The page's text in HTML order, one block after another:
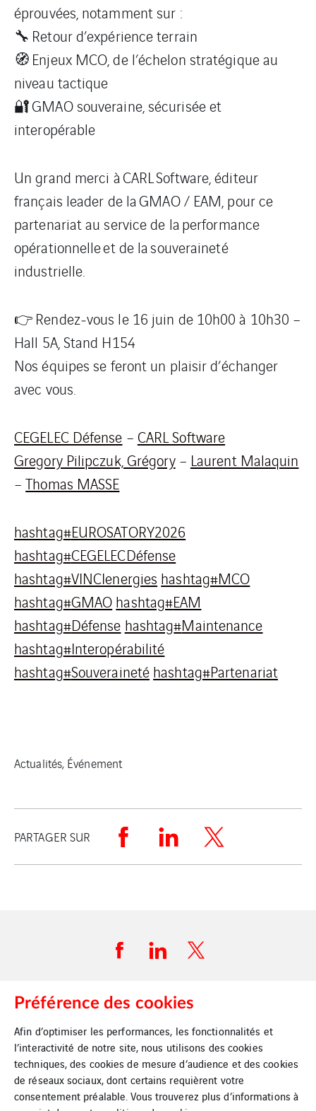
éprouvées, notamment sur :
🔧 Retour d’expérience terrain
🧭 Enjeux MCO, de l’échelon stratégique au
niveau tactique
🔐 GMAO souveraine, sécurisée et
interopérable
Un grand merci à CARL Software, éditeur
français leader de la GMAO / EAM, pour ce
partenariat au service de la performance
opérationnelle et de la souveraineté
industrielle.
👉 Rendez‑vous le 16 juin de 10h00 à 10h30 –
Hall 5A, Stand H154
Nos équipes se feront un plaisir d’échanger
avec vous.
CEGELEC Défense – CARL Software
Gregory Pilipczuk, Grégory– Laurent Malaquin
–Thomas MASSE
hashtag#EUROSATORY2026
hashtag#CEGELECDéfense
hashtag#VINCIenergies hashtag#MCO
hashtag#GMAO hashtag#EAM
hashtag#Défense hashtag#Maintenance
hashtag#Interopérabilité
hashtag#Souveraineté hashtag#Partenariat
Actualités, Événement
PARTAGER SUR
Mentions légales
Politique d’utilisation des cookies
Préférence des cookies
Afin d’optimiser les performances, les fonctionnalités et
l’interactivité de notre site, nous utilisons des cookies
techniques, des cookies de mesure d’audience et des cookies
de réseaux sociaux, dont certains requièrent votre
consentement préalable. Vous trouverez plus d’informations à